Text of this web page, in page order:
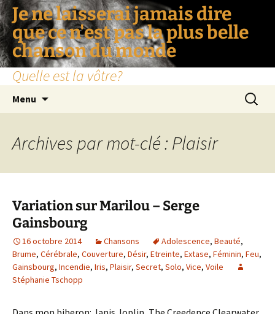
Je ne laisserai jamais dire
que ce n'est pas la plus belle
chanson du monde
Quelle est la vôtre?
Menu
Archives par mot-clé : Plaisir
Variation sur Marilou – Serge
Gainsbourg
16 octobre 2014 Chansons Adolescence, Beauté,
Brume, Cérébrale, Couverture, Désir, Etreinte, Extase, Féminin, Feu,
Gainsbourg, Incendie, Iris, Plaisir, Secret, Solo, Vice, Voile
Stéphanie Tschopp